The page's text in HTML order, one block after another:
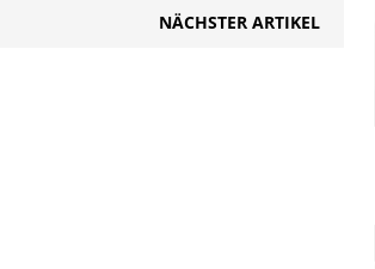
NÄCHSTER ARTIKEL